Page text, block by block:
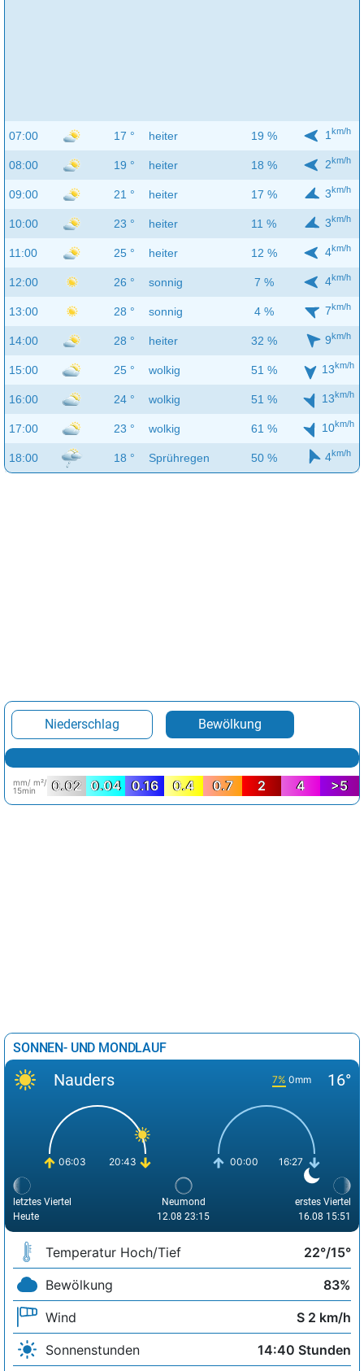
07:00 17 ° heiter 19 % 1 km/h
08:00 19 ° heiter 18 % 2km/h
09:00 21 ° heiter 17 % 3km/h
10:00 23 ° heiter 11 % 3km/h
11:00 25 ° heiter 12 % 4km/h
12:00 26 ° sonnig 7 % 4km/h
13:00 28 ° sonnig 4 % 7km/h
14:00 28 ° heiter 32 % 9km/h
15:00 25 ° wolkig 51 % 13km/h
16:00 24 ° wolkig 51 % 13km/h
17:00 23 ° wolkig 61 % 10km/h
18:00 18 ° Sprühregen 50 % 4km/h
Niederschlag Bewölkung
mm/ m²/
15min
0.02 0.04 0.16 0.4 0.7 2 4 >5
SONNEN- UND MONDLAUF
Nauders 7% 0mm 16°
06:03 20:43 00:00 16:27
letztes Viertel
Heute
Neumond
12.08 23:15
erstes Viertel
16.08 15:51
Temperatur Hoch/Tief
22°/15°
Bewölkung
83%
Wind
S 2 km/h
Sonnenstunden
14:40 Stunden